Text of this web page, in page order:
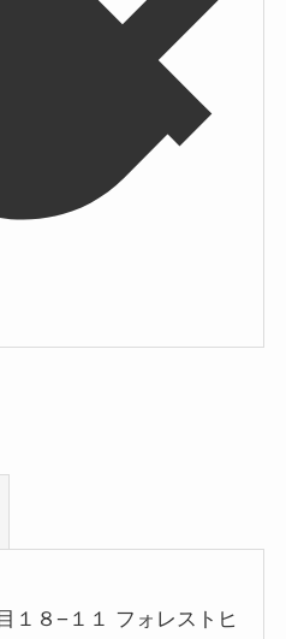
１８−１１ フォレストヒ